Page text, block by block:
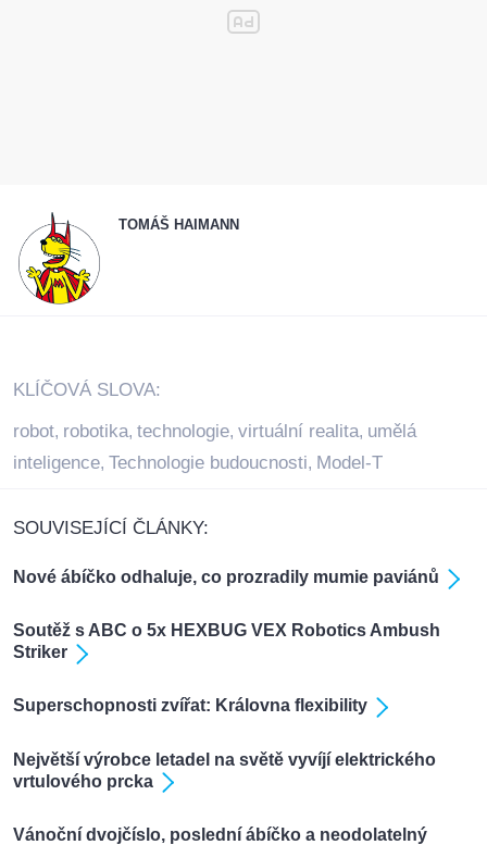
TOMÁŠ HAIMANN
KLÍČOVÁ SLOVA:
robot, robotika, technologie, virtuální realita, umělá
inteligence, Technologie budoucnosti, Model-T
SOUVISEJÍCÍ ČLÁNKY:
Nové ábíčko odhaluje, co prozradily mumie paviánů
Soutěž s ABC o 5x HEXBUG VEX Robotics Ambush
Striker
Superschopnosti zvířat: Královna flexibility
Největší výrobce letadel na světě vyvíjí elektrického
vrtulového prcka
Vánoční dvojčíslo, poslední ábíčko a neodolatelný